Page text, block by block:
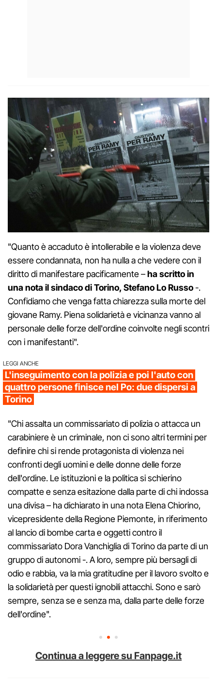
"Quanto è accaduto è intollerabile e la violenza deve
essere condannata, non ha nulla a che vedere con il
diritto di manifestare pacificamente –ha scritto in
una nota il sindaco di Torino, Stefano Lo Russo-.
Confidiamo che venga fatta chiarezza sulla morte del
giovane Ramy. Piena solidarietà e vicinanza vanno al
personale delle forze dell'ordine coinvolte negli scontri
con i manifestanti".
LEGGI ANCHE
L'inseguimento con la polizia e poi l'auto con
quattro persone finisce nel Po: due dispersi a
Torino
"Chi assalta un commissariato di polizia o attacca un
carabiniere è un criminale, non ci sono altri termini per
definire chi si rende protagonista di violenza nei
confronti degli uomini e delle donne delle forze
dell'ordine. Le istituzioni e la politica si schierino
compatte e senza esitazione dalla parte di chi indossa
una divisa – ha dichiarato in una nota Elena Chiorino,
vicepresidente della Regione Piemonte, in riferimento
al lancio di bombe carta e oggetti contro il
commissariato Dora Vanchiglia di Torino da parte di un
gruppo di autonomi -. A loro, sempre più bersagli di
odio e rabbia, va la mia gratitudine per il lavoro svolto e
la solidarietà per questi ignobili attacchi. Sono e sarò
sempre, senza se e senza ma, dalla parte delle forze
dell'ordine".
Continua a leggere su Fanpage.it